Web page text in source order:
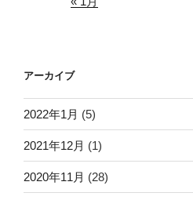
アーカイブ
2022年1月 (5)
2021年12月 (1)
2020年11月 (28)